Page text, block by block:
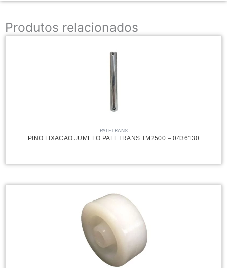
Produtos relacionados
PALETRANS
PINO FIXACAO JUMELO PALETRANS TM2500 – 0436130